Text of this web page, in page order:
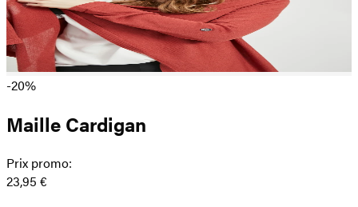
-20%
Maille Cardigan
Prix promo:
23,95 €